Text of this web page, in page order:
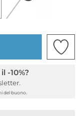
-10%?
del buono.